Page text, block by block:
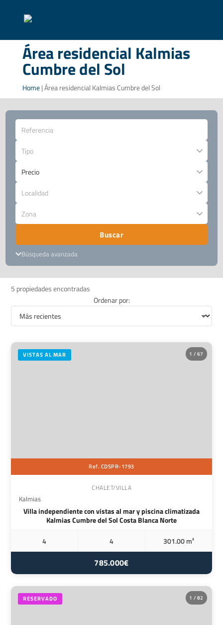
Área residencial Kalmias
Cumbre del Sol
Home|Área residencial Kalmias Cumbre del Sol
Tipo
Localidad
Zona
Buscar
Búsqueda avanzada
5 propiedades encontradas
Ordenar por:
1 / 67
VISTAS AL MAR
Ref. CDSPR-1793
CHALET/VILLA
Kalmias
Villa independiente con vistas al mar y piscina climatizada
Kalmias Cumbre del Sol Costa Blanca Norte
4
4 301.00 m²
785.000€
1 / 82
RESERVADO